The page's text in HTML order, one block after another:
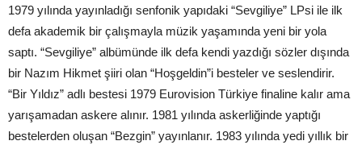
1979 yılında yayınladığı senfonik yapıdaki “Sevgiliye” LPsi ile ilk
defa akademik bir çalışmayla müzik yaşamında yeni bir yola
saptı. “Sevgiliye” albümünde ilk defa kendi yazdığı sözler dışında
bir Nazım Hikmet şiiri olan “Hoşgeldin”i besteler ve seslendirir.
“Bir Yıldız” adlı bestesi 1979 Eurovision Türkiye finaline kalır ama
yarışamadan askere alınır. 1981 yılında askerliğinde yaptığı
bestelerden oluşan “Bezgin” yayınlanır. 1983 yılında yedi yıllık bir